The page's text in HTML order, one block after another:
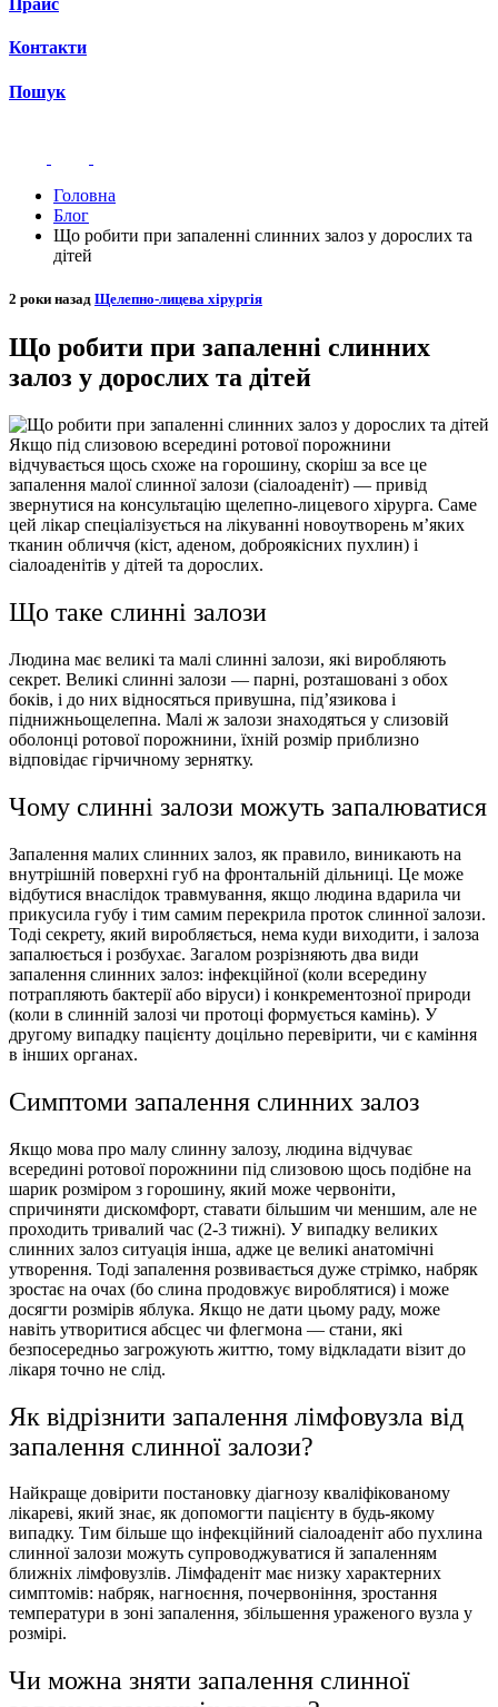
Прайс
Контакти
Пошук
Головна
Блог
Що робити при запаленні слинних залоз у дорослих та
дітей
2 роки назад Щелепно-лицева хірургія
Що робити при запаленні слинних
залоз у дорослих та дітей
Якщо під слизовою всередині ротової порожнини
відчувається щось схоже на горошину, скоріш за все це
запалення малої слинної залози (сіалоаденіт) — привід
звернутися на консультацію щелепно-лицевого хірурга. Саме
цей лікар спеціалізується на лікуванні новоутворень м’яких
тканин обличчя (кіст, аденом, доброякісних пухлин) і
сіалоаденітів у дітей та дорослих.
Що таке слинні залози
Людина має великі та малі слинні залози, які виробляють
секрет. Великі слинні залози — парні, розташовані з обох
боків, і до них відносяться привушна, під’язикова і
піднижньощелепна. Малі ж залози знаходяться у слизовій
оболонці ротової порожнини, їхній розмір приблизно
відповідає гірчичному зернятку.
Чому слинні залози можуть запалюватися
Запалення малих слинних залоз, як правило, виникають на
внутрішній поверхні губ на фронтальній дільниці. Це може
відбутися внаслідок травмування, якщо людина вдарила чи
прикусила губу і тим самим перекрила проток слинної залози.
Тоді секрету, який виробляється, нема куди виходити, і залоза
запалюється і розбухає. Загалом розрізняють два види
запалення слинних залоз: інфекційної (коли всередину
потрапляють бактерії або віруси) і конкрементозної природи
(коли в слинній залозі чи протоці формується камінь). У
другому випадку пацієнту доцільно перевірити, чи є каміння
в інших органах.
Симптоми запалення слинних залоз
Якщо мова про малу слинну залозу, людина відчуває
всередині ротової порожнини під слизовою щось подібне на
шарик розміром з горошину, який може червоніти,
спричиняти дискомфорт, ставати більшим чи меншим, але не
проходить тривалий час (2-3 тижні). У випадку великих
слинних залоз ситуація інша, адже це великі анатомічні
утворення. Тоді запалення розвивається дуже стрімко, набряк
зростає на очах (бо слина продовжує вироблятися) і може
досягти розмірів яблука. Якщо не дати цьому раду, може
навіть утворитися абсцес чи флегмона — стани, які
безпосередньо загрожують життю, тому відкладати візит до
лікаря точно не слід.
Як відрізнити запалення лімфовузла від
запалення слинної залози?
Найкраще довірити постановку діагнозу кваліфікованому
лікареві, який знає, як допомогти пацієнту в будь-якому
випадку. Тим більше що інфекційний сіалоаденіт або пухлина
слинної залози можуть супроводжуватися й запаленням
ближніх лімфовузлів. Лімфаденіт має низку характерних
симптомів: набряк, нагноєння, почервоніння, зростання
температури в зоні запалення, збільшення ураженого вузла у
розмірі.
Чи можна зняти запалення слинної